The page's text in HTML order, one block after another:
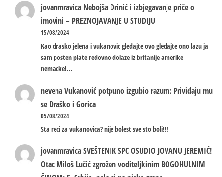
jovanmravica Nebojša Drinić i izbjegavanje priče o
imovini – PREZNOJAVANJE U STUDIJU
15/08/2024
Kao drasko jelena i vukanovic gledajte ovo gledajte ono lazu ja
sam posten plate redovno dolaze iz britanije amerike
nemacke!…
nevenaVukanović potpuno izgubio razum: Priviđaju mu
se Draško i Gorica
05/08/2024
Sta reci za vukanovica? nije bolest sve sto boli!!!
jovanmravicaSVEŠTENIK SPC OSUDIO JOVANU JEREMIĆ!
Otac Miloš Lučić zgrožen voditeljkinim BOGOHULNIM